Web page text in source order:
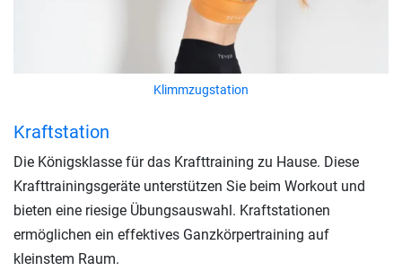
Klimmzugstation
Kraftstation
Die Königsklasse für das Krafttraining zu Hause. Diese
Krafttrainingsgeräte unterstützen Sie beim Workout und
bieten eine riesige Übungsauswahl. Kraftstationen
ermöglichen ein effektives Ganzkörpertraining auf
kleinstem Raum.